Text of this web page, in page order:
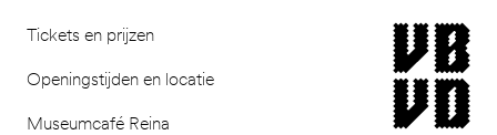
Tickets en prijzen
Openingstijden en locatie
Museumcafé Reina
museum van